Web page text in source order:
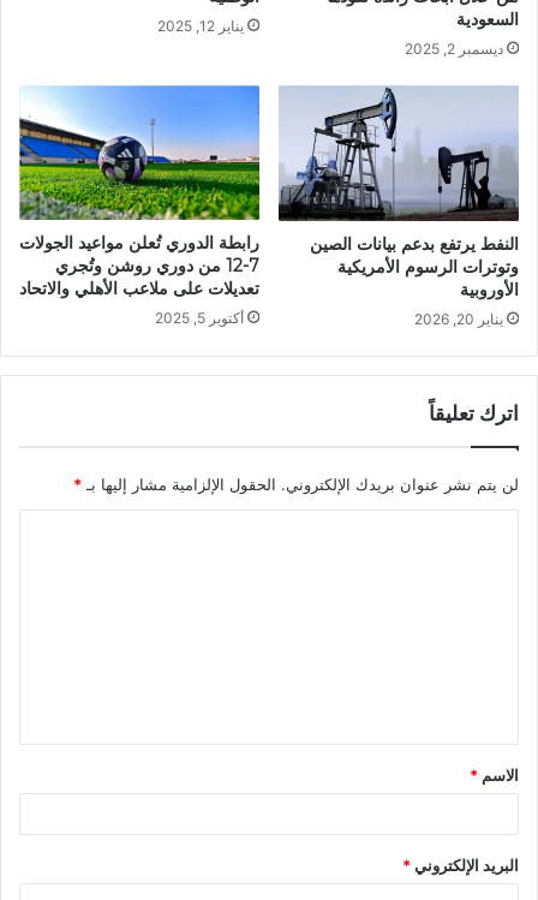
السعودية
ديسمبر 2, 2025
يناير 12, 2025
النفط يرتفع بدعم بيانات الصين
وتوترات الرسوم الأمريكية
الأوروبية
يناير 20, 2026
رابطة الدوري تُعلن مواعيد الجولات
7-12 من دوري روشن وتُجري
تعديلات على ملاعب الأهلي والاتحاد
أكتوبر 5, 2025
اترك تعليقاً
لن يتم نشر عنوان بريدك الإلكتروني. الحقول الإلزامية مشار إليها بـ *
ق
*
الاسم *
البريد الإلكتروني*